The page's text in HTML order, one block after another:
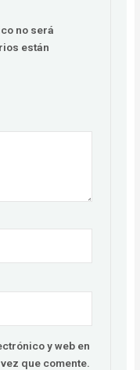
no será
están
y web en
que comente.